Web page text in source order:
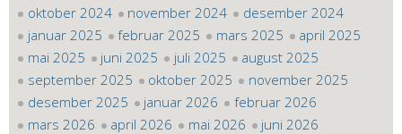
oktober 2024
november 2024
desember 2024
januar 2025
februar 2025 mars 2025
april 2025
mai 2025
juni 2025 juli 2025
august 2025
september 2025
oktober 2025
november 2025
desember 2025
januar 2026
februar 2026
mars 2026
april 2026 mai 2026
juni 2026